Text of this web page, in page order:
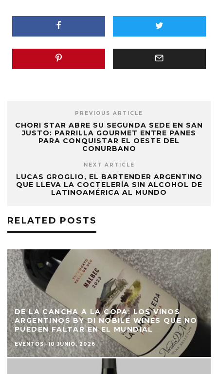
PREVIOUS ARTICLE
CHORI STAR ABRE SU SEGUNDA SEDE EN SAN
JUSTO: PARRILLA GOURMET ENTRE PANES
PARA CONQUISTAR EL OESTE DEL
CONURBANO
NEXT ARTICLE
LUCAS GROGLIO, EL BARTENDER ARGENTINO
QUE LLEVA LA COCTELERÍA SIN ALCOHOL DE
LATINOAMÉRICA AL MUNDO
RELATED POSTS
DE LA CANCHA A LA COPA: LOS VINOS
ARGENTINOS BY DI NOBILE WINES QUE NO
PUEDEN FALTAR EN EL MUNDIAL
EVENTOS · 10 JUNIO, 2026